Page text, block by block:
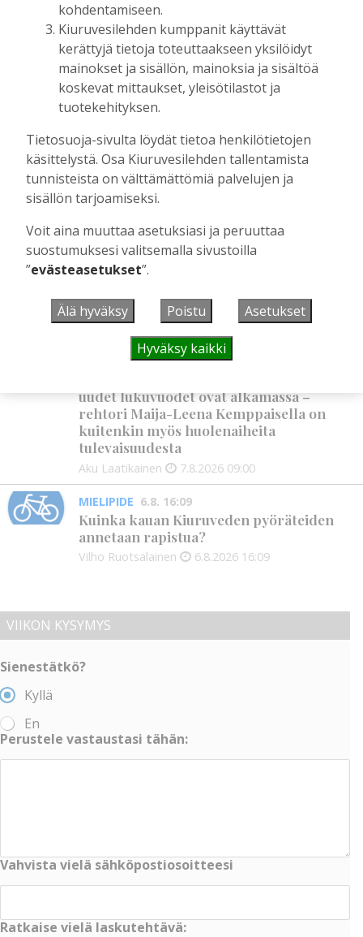
UUSIMMAT
MIELIPIDE 7.8. 12:26
Terveisiä eduskuntaan
Vilho Ruotsalainen
HYVINVOINTIALUE 7.8. 12:00
Kiuruvedelle ja Iisalmeen
ostopalvelulääkäri – tarkoituksena on
helpottaa kaupunkien lääkäripulaa
GOLF 7.8. 11:33
Golftapahtuma tuotti jälleen komeasti
julkaistaan loppuvuodesta
Aku Laatikainen 7.8.2026 11:33
KANSALAISOPISTO 7.8. 9:00
uudet lukuvuodet ovat alkamassa –
rehtori Maija-Leena Kemppaisella on
kuitenkin myös huolenaiheita
tulevaisuudesta
Aku Laatikainen 7.8.2026 09:00
MIELIPIDE 6.8. 16:09
Kuinka kauan Kiuruveden pyöräteiden
annetaan rapistua?
Vilho Ruotsalainen 6.8.2026 16:09
VIIKON KYSYMYS
Sienestätkö?
Kyllä
En
Perustele vastaustasi tähän:
Vahvista vielä sähköpostiosoitteesi
Ratkaise vielä laskutehtävä:
kohdentamiseen.
Kiuruvesilehden kumppanit käyttävät
kerättyjä tietoja toteuttaakseen yksilöidyt
mainokset ja sisällön, mainoksia ja sisältöä
koskevat mittaukset, yleisötilastot ja
tuotekehityksen.
Tietosuoja-sivulta löydät tietoa henkilötietojen
käsittelystä. Osa Kiuruvesilehden tallentamista
tunnisteista on välttämättömiä palvelujen ja
sisällön tarjoamiseksi.
Voit aina muuttaa asetuksiasi ja peruuttaa
suostumuksesi valitsemalla sivustoilla
”evästeasetukset”.
Älä hyväksy Poistu Asetukset
Hyväksy kaikki